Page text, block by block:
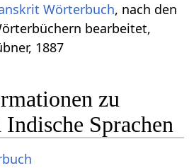
Wörterbuch, nach den
bearbeitet,
1887
zu
Sprachen